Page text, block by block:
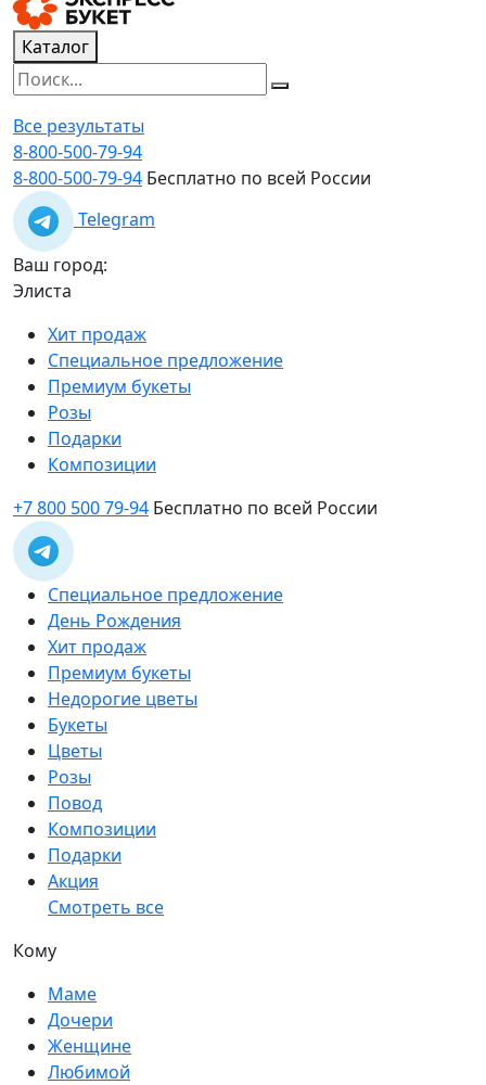
Каталог
Все результаты
8-800-500-79-94
8-800-500-79-94 Бесплатно по всей России
Telegram
Ваш город:
Элиста
Хит продаж
Специальное предложение
Премиум букеты
Розы
Подарки
Композиции
+7 800 500 79-94 Бесплатно по всей России
Специальное предложение
День Рождения
Хит продаж
Премиум букеты
Недорогие цветы
Букеты
Цветы
Розы
Повод
Композиции
Подарки
Акция
Смотреть все
Кому
Маме
Дочери
Женщине
Любимой